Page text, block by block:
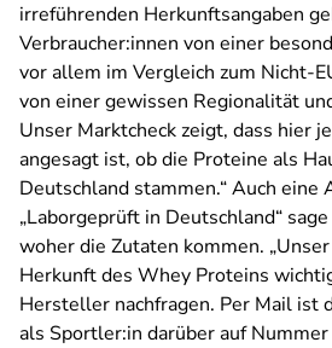
irreführenden Herkunftsangaben
Verbraucher:innen von einer
vor allem im Vergleich zum Nicht-
von einer gewissen Regionalität
Unser Marktcheck zeigt, dass hier
angesagt ist, ob die Proteine als
Deutschland stammen.“ Auch eine
„Laborgeprüft in Deutschland“
woher die Zutaten kommen.
Herkunft des Whey Proteins
Hersteller nachfragen. Per Mail ist
als Sportler:in darüber auf